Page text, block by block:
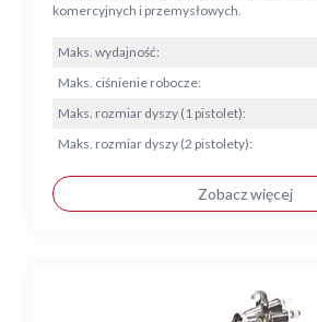
komercyjnych i przemysłowych.
Maks. wydajność:
Maks. ciśnienie robocze:
Maks. rozmiar dyszy (1 pistolet):
Maks. rozmiar dyszy (2 pistolety):
Zobacz więcej